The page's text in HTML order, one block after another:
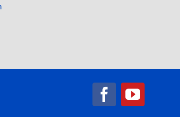
Facebook